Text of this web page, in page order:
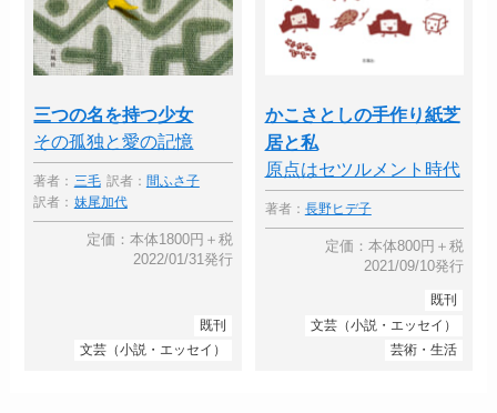
三つの名を持つ少女
その孤独と愛の記憶
著者： 三毛 訳者： 間ふさ子
訳者： 妹尾加代
定価：本体1800円＋税
2022/01/31発行
既刊
文芸（小説・エッセイ）
かこさとしの手作り紙芝
居と私
原点はセツルメント時代
著者： 長野ヒデ子
定価：本体800円＋税
2021/09/10発行
既刊
文芸（小説・エッセイ）
芸術・生活